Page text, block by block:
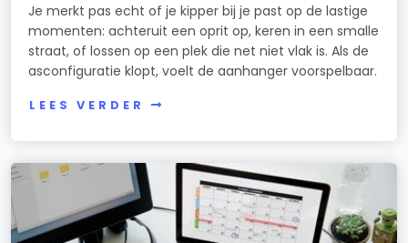
Je merkt pas echt of je kipper bij je past op de lastige
momenten: achteruit een oprit op, keren in een smalle
straat, of lossen op een plek die net niet vlak is. Als de
asconfiguratie klopt, voelt de aanhanger voorspelbaar.
LEES VERDER